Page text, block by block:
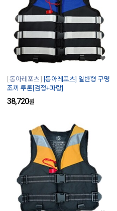
동아레포츠
[동아레포츠] 일반형 구명
조끼 투톤[검정+파랑]
38,720원